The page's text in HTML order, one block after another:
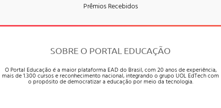
Prêmios Recebidos
SOBRE O PORTAL EDUCAÇÃO
O Portal Educação é a maior plataforma EAD do Brasil, com 20 anos de experiência,
mais de 1.300 cursos e reconhecimento nacional, integrando o grupo UOL EdTech com
o propósito de democratizar a educação por meio da tecnologia.